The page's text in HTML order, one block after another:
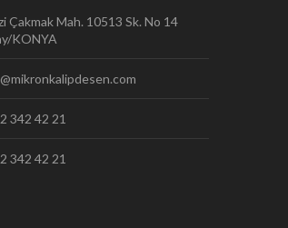
Çakmak Mah. 10513 Sk. No 14
KONYA
342 42 21
342 42 21